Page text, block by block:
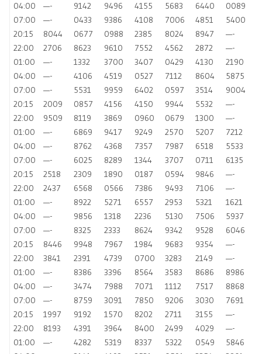
04:00
—- 9142 9496 4155 5683 6440
0089
07:00
—- 0433 9386 4108 7006 4851
5400
20:15
8044 0677 0988 2385 8024 8947
—-
22:00
2706 8623 9610 7552 4562 2872
—-
01:00
—- 1332 3700 3407 0429 4130
2190
04:00
—- 4106 4519 0527 7112 8604
5875
07:00
—- 5531 9959 6402 0597 3514
9004
20:15
2009 0857 4156 4150 9944 5532
—-
22:00
9509 8119 3869 0960 0679 1300
—-
01:00
—- 6869 9417 9249 2570 5207
7212
04:00
—- 8762 4368 7357 7987 6518
5533
07:00
—- 6025 8289 1344 3707 0711
6135
20:15
2518 2309 1890 0187 0594 9846
—-
22:00
2437 6568 0566 7386 9493 7106
—-
01:00
—- 8922 5271 6557 2953 5321
1621
04:00
—- 9856 1318 2236 5130 7506
5937
07:00
—- 8325 2333 8624 9342 9528
6046
20:15
8446 9948 7967 1984 9683 9354
—-
22:00
3841 2391 4739 0700 3283 2149
—-
01:00
—- 8386 3396 8564 3583 8686
8986
04:00
—- 3474 7988 7071 1112 7517
8868
07:00
—- 8759 3091 7850 9206 3030
7691
20:15
1997 9192 1570 8202 2711 3155
—-
22:00
8193 4391 3964 8400 2499 4029
—-
01:00
—- 4282 5319 8337 5322 0549
5846